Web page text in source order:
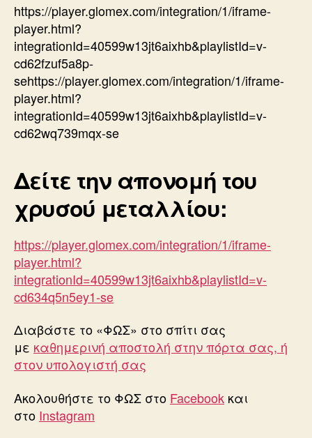
https://player.glomex.com/integration/1/iframe-
player.html?
integrationId=40599w13jt6aixhb&playlistId=v-
cd62fzuf5a8p-
sehttps://player.glomex.com/integration/1/iframe-
player.html?
integrationId=40599w13jt6aixhb&playlistId=v-
cd62wq739mqx-se
Δείτε την απονομή του
χρυσού μεταλλίου:
https://player.glomex.com/integration/1/iframe-
player.html?
integrationId=40599w13jt6aixhb&playlistId=v-
cd634q5n5ey1-se
Διαβάστε το «ΦΩΣ» στο σπίτι σας
με καθημερινή αποστολή στην πόρτα σας, ή
στον υπολογιστή σας
Ακολουθήστε το ΦΩΣ στο Facebook και
στο Instagram